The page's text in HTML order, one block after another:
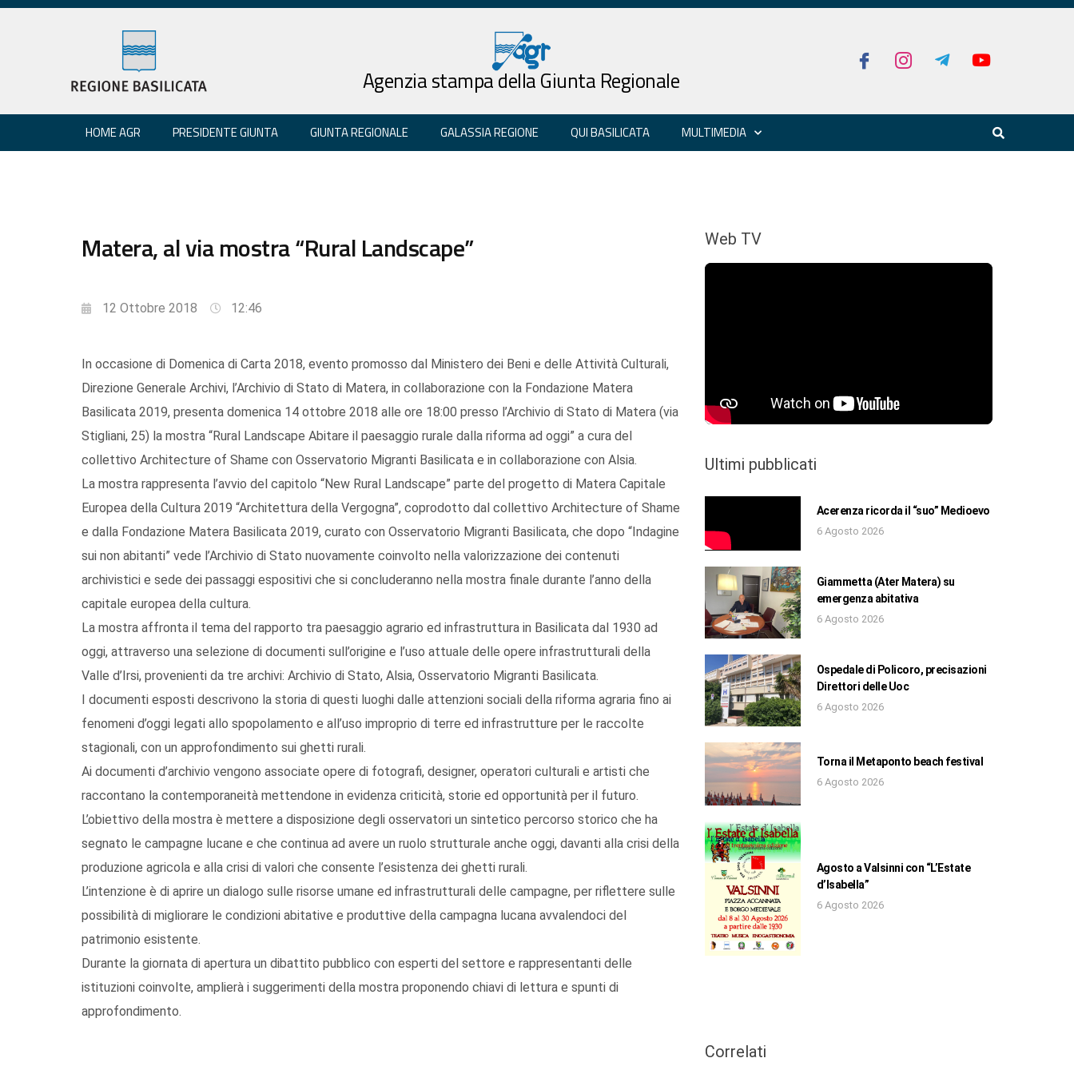
Agenzia stampa della Giunta Regionale
HOME AGR PRESIDENTE GIUNTA GIUNTA REGIONALE GALASSIA REGIONE QUI BASILICATA MULTIMEDIA
Matera, al via mostra “Rural Landscape”
12 Ottobre 2018 12:46
In occasione di Domenica di Carta 2018, evento promosso dal Ministero dei Beni e delle Attività Culturali,
Direzione Generale Archivi, l’Archivio di Stato di Matera, in collaborazione con la Fondazione Matera
Basilicata 2019, presenta domenica 14 ottobre 2018 alle ore 18:00 presso l’Archivio di Stato di Matera (via
Stigliani, 25) la mostra “Rural Landscape Abitare il paesaggio rurale dalla riforma ad oggi” a cura del
collettivo Architecture of Shame con Osservatorio Migranti Basilicata e in collaborazione con Alsia.
La mostra rappresenta l’avvio del capitolo “New Rural Landscape” parte del progetto di Matera Capitale
Europea della Cultura 2019 “Architettura della Vergogna”, coprodotto dal collettivo Architecture of Shame
e dalla Fondazione Matera Basilicata 2019, curato con Osservatorio Migranti Basilicata, che dopo “Indagine
sui non abitanti” vede l’Archivio di Stato nuovamente coinvolto nella valorizzazione dei contenuti
archivistici e sede dei passaggi espositivi che si concluderanno nella mostra finale durante l’anno della
capitale europea della cultura.
La mostra affronta il tema del rapporto tra paesaggio agrario ed infrastruttura in Basilicata dal 1930 ad
oggi, attraverso una selezione di documenti sull’origine e l’uso attuale delle opere infrastrutturali della
Valle d’Irsi, provenienti da tre archivi: Archivio di Stato, Alsia, Osservatorio Migranti Basilicata.
I documenti esposti descrivono la storia di questi luoghi dalle attenzioni sociali della riforma agraria fino ai
fenomeni d’oggi legati allo spopolamento e all’uso improprio di terre ed infrastrutture per le raccolte
stagionali, con un approfondimento sui ghetti rurali.
Ai documenti d’archivio vengono associate opere di fotografi, designer, operatori culturali e artisti che
raccontano la contemporaneità mettendone in evidenza criticità, storie ed opportunità per il futuro.
L’obiettivo della mostra è mettere a disposizione degli osservatori un sintetico percorso storico che ha
segnato le campagne lucane e che continua ad avere un ruolo strutturale anche oggi, davanti alla crisi della
produzione agricola e alla crisi di valori che consente l’esistenza dei ghetti rurali.
L’intenzione è di aprire un dialogo sulle risorse umane ed infrastrutturali delle campagne, per riflettere sulle
possibilità di migliorare le condizioni abitative e produttive della campagna lucana avvalendoci del
patrimonio esistente.
Durante la giornata di apertura un dibattito pubblico con esperti del settore e rappresentanti delle
istituzioni coinvolte, amplierà i suggerimenti della mostra proponendo chiavi di lettura e spunti di
approfondimento.
Web TV
Ultimi pubblicati
Acerenza ricorda il “suo” Medioevo
6 Agosto 2026
Giammetta (Ater Matera) su
emergenza abitativa
6 Agosto 2026
Ospedale di Policoro, precisazioni
Direttori delle Uoc
6 Agosto 2026
Torna il Metaponto beach festival
6 Agosto 2026
Agosto a Valsinni con “L’Estate
d’Isabella”
6 Agosto 2026
Correlati